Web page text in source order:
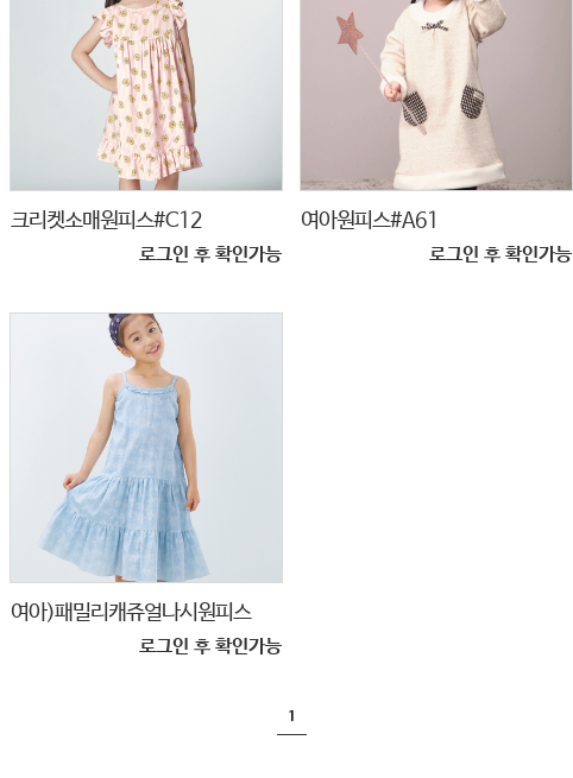
크리켓소매원피스#C12
로그인 후 확인가능
여아원피스#A61
로그인 후 확인가능
여아)패밀리캐쥬얼나시원피스
로그인 후 확인가능
1